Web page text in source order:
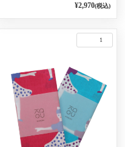
¥2,970(税込)
1